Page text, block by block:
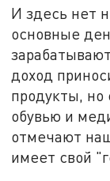
И здесь нет
основные
доход
продукты, но
обувью и
отмечают
имеет свой